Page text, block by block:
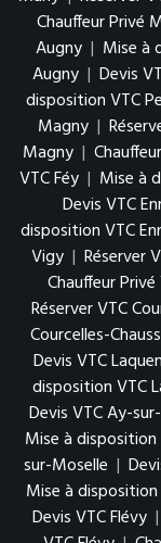
Chauffeur Privé
Augny | Mise à
Augny | Devis
disposition VTC
Magny |
Magny |
VTC Féy | Mise à
Devis VTC
disposition VTC
Vigy | Réserver
Chauffeur
Réserver VTC
Courcelles-
Devis VTC
disposition VTC
Devis VTC Ay-
Mise à
sur-Moselle |
Mise à
Devis VTC Flévy |